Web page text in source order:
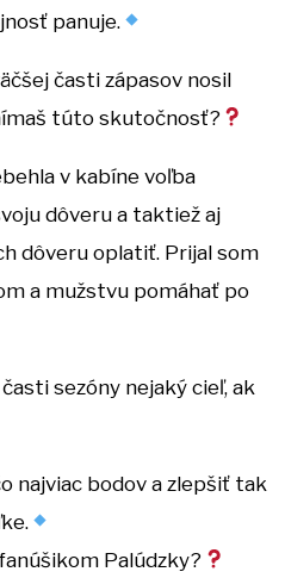
panuje.
časti zápasov nosil
túto skutočnosť?
v kabíne voľba
dôveru a taktiež aj
dôveru oplatiť. Prijal som
a mužstvu pomáhať po
sezóny nejaký cieľ, ak
najviac bodov a zlepšiť tak
Palúdzky?